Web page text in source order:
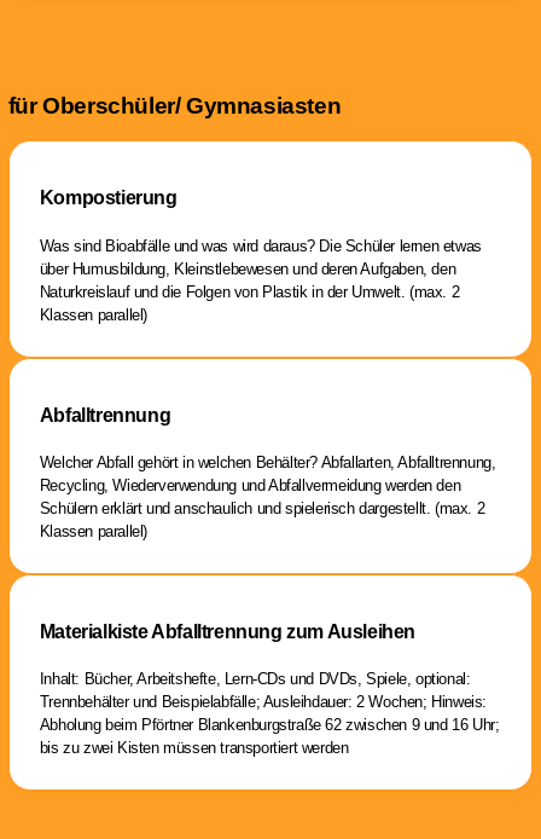
für Oberschüler/ Gymnasiasten
Kompostierung
Was sind Bioabfälle und was wird daraus? Die Schüler lernen etwas
über Humusbildung, Kleinstlebewesen und deren Aufgaben, den
Naturkreislauf und die Folgen von Plastik in der Umwelt. (max. 2
Klassen parallel)
Abfalltrennung
Welcher Abfall gehört in welchen Behälter? Abfallarten, Abfalltrennung,
Recycling, Wiederverwendung und Abfallvermeidung werden den
Schülern erklärt und anschaulich und spielerisch dargestellt. (max. 2
Klassen parallel)
Materialkiste Abfalltrennung zum Ausleihen
Inhalt: Bücher, Arbeitshefte, Lern-CDs und DVDs, Spiele, optional:
Trennbehälter und Beispielabfälle; Ausleihdauer: 2 Wochen; Hinweis:
Abholung beim Pförtner Blankenburgstraße 62 zwischen 9 und 16 Uhr;
bis zu zwei Kisten müssen transportiert werden